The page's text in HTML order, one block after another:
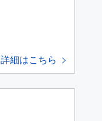
詳細はこちら